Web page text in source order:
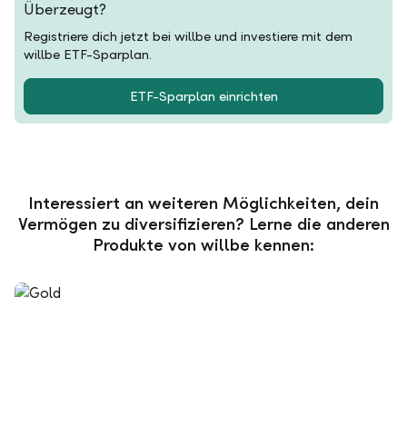
Überzeugt?
Registriere dich jetzt bei willbe und investiere mit dem
willbe ETF-Sparplan.
ETF-Sparplan einrichten
Interessiert an weiteren Möglichkeiten, dein
Vermögen zu diversifizieren? Lerne die anderen
Produkte von willbe kennen: